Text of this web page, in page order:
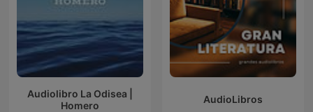
Audiolibro La Odisea |
Homero
AudioLibros